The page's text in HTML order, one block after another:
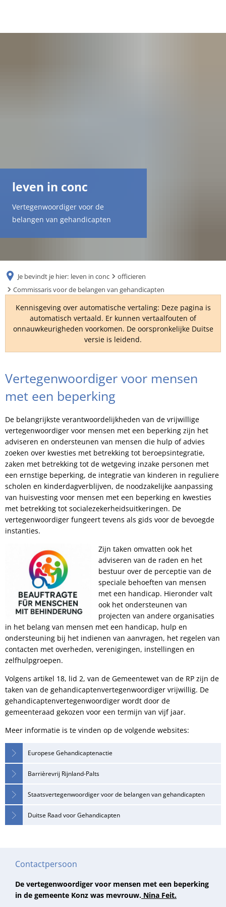
leven in conc
Vertegenwoordiger voor de
belangen van gehandicapten
Je bevindt je hier: leven in conc
officieren
Commissaris voor de belangen van gehandicapten
Kennisgeving over automatische vertaling: Deze pagina is
automatisch vertaald. Er kunnen vertaalfouten of
onnauwkeurigheden voorkomen. De oorspronkelijke Duitse
versie is leidend.
Commissaris
voor
de
belangen
van
gehandicapten
Vertegenwoordiger voor mensen
met een beperking
De belangrijkste verantwoordelijkheden van de vrijwillige
vertegenwoordiger voor mensen met een beperking zijn het
adviseren en ondersteunen van mensen die hulp of advies
zoeken over kwesties met betrekking tot beroepsintegratie,
zaken met betrekking tot de wetgeving inzake personen met
een ernstige beperking, de integratie van kinderen in reguliere
scholen en kinderdagverblijven, de noodzakelijke aanpassing
van huisvesting voor mensen met een beperking en kwesties
met betrekking tot socialezekerheidsuitkeringen. De
vertegenwoordiger fungeert tevens als gids voor de bevoegde
instanties.
Zijn taken omvatten ook het
adviseren van de raden en het
bestuur over de perceptie van de
speciale behoeften van mensen
met een handicap. Hieronder valt
ook het ondersteunen van
projecten van andere organisaties
in het belang van mensen met een handicap, hulp en
ondersteuning bij het indienen van aanvragen, het regelen van
contacten met overheden, verenigingen, instellingen en
zelfhulpgroepen.
Volgens artikel 18, lid 2, van de Gemeentewet van de RP zijn de
taken van de gehandicaptenvertegenwoordiger vrijwillig. De
gehandicaptenvertegenwoordiger wordt door de
gemeenteraad gekozen voor een termijn van vijf jaar.
Meer informatie is te vinden op de volgende websites:
Europese Gehandicaptenactie
Barrièrevrij Rijnland-Palts
Staatsvertegenwoordiger voor de belangen van gehandicapten
Duitse Raad voor Gehandicapten
Contactpersoon
De vertegenwoordiger voor mensen met een beperking
in de gemeente Konz was mevrouw. Nina Feit.